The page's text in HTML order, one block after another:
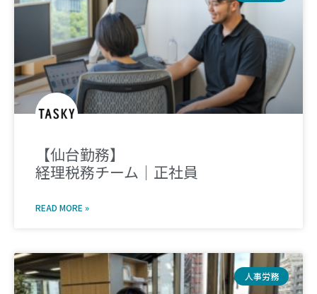
【仙台勤務】
経理税務チーム｜正社員
READ MORE »
人事労務